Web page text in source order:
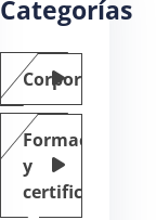
Categorías
Corporate
Formación
y
certificación